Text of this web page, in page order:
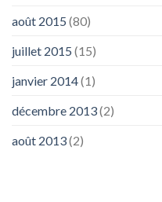
août 2015 (80)
juillet 2015 (15)
janvier 2014(1)
décembre 2013(2)
août 2013(2)